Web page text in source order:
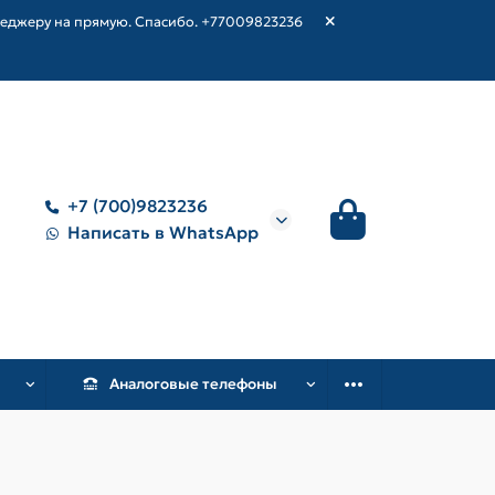
на прямую. Спасибо. +77009823236
+7 (700)9823236
Написать в WhatsApp
Аналоговые телефоны